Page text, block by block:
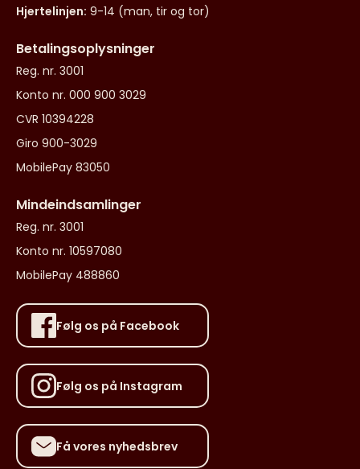
Hjertelinjen: 9-14 (man, tir og tor)
Betalingsoplysninger
Reg. nr. 3001
Konto nr. 000 900 3029
CVR 10394228
Giro 900-3029
MobilePay 83050
Mindeindsamlinger
Reg. nr. 3001
Konto nr. 10597080
MobilePay 488860
Følg os på Facebook
Følg os på Instagram
Få vores nyhedsbrev